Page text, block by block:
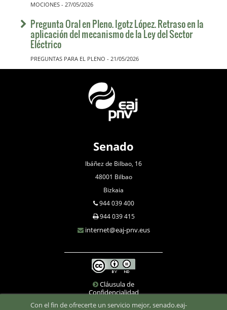
MOCIONES - 27/05/2026
Pregunta Oral en Pleno. Igotz López. Retraso en la
aplicación del mecanismo de la Ley del Sector
Eléctrico
PREGUNTAS PARA EL PLENO - 21/05/2026
Senado
Ibáñez de Bilbao, 16
48001 Bilbao
Bizkaia
944 039 400
944 039 415
internet@eaj-pnv.eus
Cláusula de
Confidencialidad
Con el fin de ofrecerte un servicio mejor, senado.eaj-